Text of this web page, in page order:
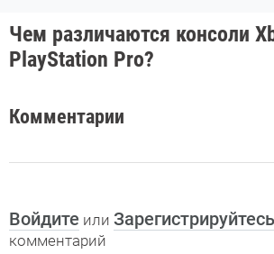
Чем различаются консоли
PlayStation Pro?
Комментарии
Войдите или Зарегистрируйтесь
комментарий